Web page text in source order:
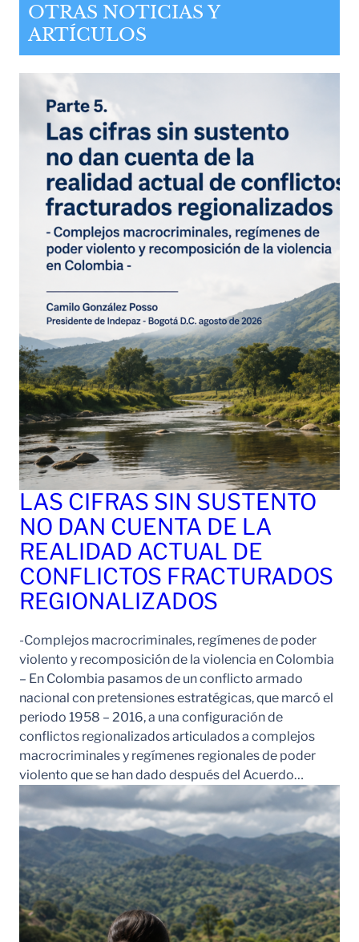
OTRAS NOTICIAS Y
ARTÍCULOS
LAS CIFRAS SIN SUSTENTO
NO DAN CUENTA DE LA
REALIDAD ACTUAL DE
CONFLICTOS FRACTURADOS
REGIONALIZADOS
-Complejos macrocriminales, regímenes de poder
violento y recomposición de la violencia en Colombia
– En Colombia pasamos de un conflicto armado
nacional con pretensiones estratégicas, que marcó el
periodo 1958 – 2016, a una configuración de
conflictos regionalizados articulados a complejos
macrocriminales y regímenes regionales de poder
violento que se han dado después del Acuerdo…